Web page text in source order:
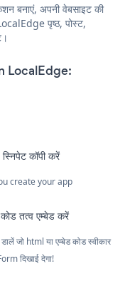
बनाएं, अपनी वेबसाइट की
पृष्ठ, पोस्ट,
LocalEdge:
कॉपी करें
create your app
तत्व एम्बेड करें
जो html या एम्बेड कोड स्वीकार
दिखाई देगा!